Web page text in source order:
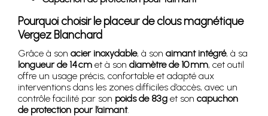
Pourquoi choisir le placeur de clous magnétique
Vergez Blanchard
Grâce à son acier inoxydable, à son aimant intégré, à sa
longueur de 14 cm et à son diamètre de 10 mm, cet outil
offre un usage précis, confortable et adapté aux
interventions dans les zones difficiles d’accès, avec un
contrôle facilité par son poids de 83 g et son capuchon
de protection pour l’aimant.